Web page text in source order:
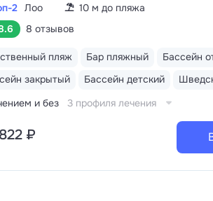
2 Лоо
10 м до пляжа
8 отзывов
пляж Бар пляжный
Бассейн
закрытый
Бассейн детский
и без
3 профиля лечения
₽